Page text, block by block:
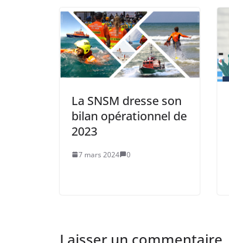
La SNSM dresse son
bilan opérationnel de
2023
7 mars 2024 0
Laisser un commentaire